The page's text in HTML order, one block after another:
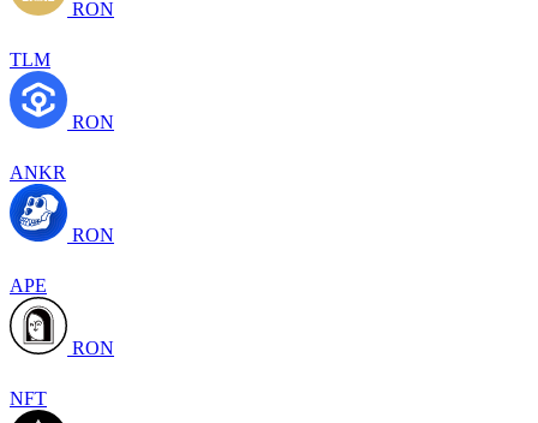
RON
TLM
RON
ANKR
RON
APE
RON
NFT